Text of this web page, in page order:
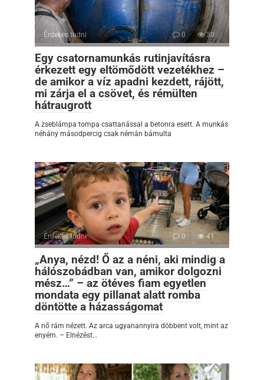
Érdekes tudni 0 30
Egy csatornamunkás rutinjavításra
érkezett egy eltömődött vezetékhez –
de amikor a víz apadni kezdett, rájött,
mi zárja el a csövet, és rémülten
hátraugrott
A zseblámpa tompa csattanással a betonra esett. A munkás
néhány másodpercig csak némán bámulta
Érdekes tudni 0 41
„Anya, nézd! Ő az a néni, aki mindig a
hálószobádban van, amikor dolgozni
mész…” – az ötéves fiam egyetlen
mondata egy pillanat alatt romba
döntötte a házasságomat
A nő rám nézett. Az arca ugyanannyira döbbent volt, mint az
enyém. – Elnézést…